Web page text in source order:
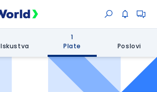
Iskustva
1
Plate
Poslovi